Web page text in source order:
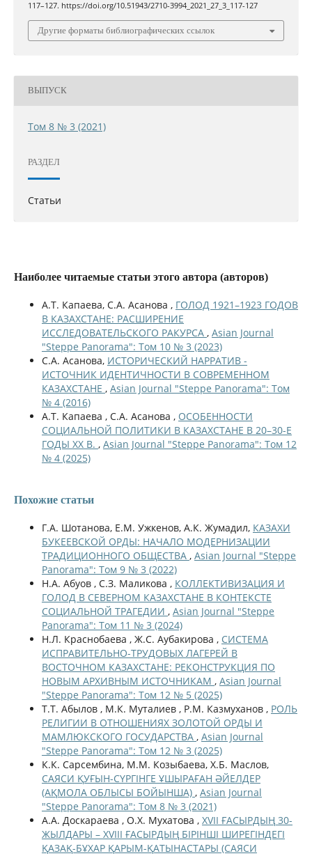
117–127. https://doi.org/10.51943/2710-3994_2021_27_3_117-127
Другие форматы библиографических ссылок
ВЫПУСК
Том 8 № 3 (2021)
РАЗДЕЛ
Статьи
Наиболее читаемые статьи этого автора (авторов)
А.Т. Капаева, С.А. Асанова , ГОЛОД 1921–1923 ГОДОВ
В КАЗАХСТАНЕ: РАСШИРЕНИЕ
ИССЛЕДОВАТЕЛЬСКОГО РАКУРСА , Asian Journal
"Steppe Panorama": Том 10 № 3 (2023)
С.А. Асанова, ИСТОРИЧЕСКИЙ НАРРАТИВ -
ИСТОЧНИК ИДЕНТИЧНОСТИ В СОВРЕМЕННОМ
КАЗАХСТАНЕ , Asian Journal "Steppe Panorama": Том
№ 4 (2016)
А.Т. Капаева , С.А. Асанова , ОСОБЕННОСТИ
СОЦИАЛЬНОЙ ПОЛИТИКИ В КАЗАХСТАНЕ В 20–30-Е
ГОДЫ ХХ В. , Asian Journal "Steppe Panorama": Том 12
№ 4 (2025)
Похожие статьи
Г.А. Шотанова, Е.М. Ужкенов, А.К. Жумадил, КАЗАХИ
БУКЕЕВСКОЙ ОРДЫ: НАЧАЛО МОДЕРНИЗАЦИИ
ТРАДИЦИОННОГО ОБЩЕСТВА , Asian Journal "Steppe
Panorama": Том 9 № 3 (2022)
Н.А. Абуов , С.З. Маликова , КОЛЛЕКТИВИЗАЦИЯ И
ГОЛОД В СЕВЕРНОМ КАЗАХСТАНЕ В КОНТЕКСТЕ
СОЦИАЛЬНОЙ ТРАГЕДИИ , Asian Journal "Steppe
Panorama": Том 11 № 3 (2024)
Н.Л. Краснобаева , Ж.С. Аубакирова , СИСТЕМА
ИСПРАВИТЕЛЬНО-ТРУДОВЫХ ЛАГЕРЕЙ В
ВОСТОЧНОМ КАЗАХСТАНЕ: РЕКОНСТРУКЦИЯ ПО
НОВЫМ АРХИВНЫМ ИСТОЧНИКАМ , Asian Journal
"Steppe Panorama": Том 12 № 5 (2025)
Т.Т. Абылов , М.К. Муталиев , Р.М. Казмуханов , РОЛЬ
РЕЛИГИИ В ОТНОШЕНИЯХ ЗОЛОТОЙ ОРДЫ И
МАМЛЮКСКОГО ГОСУДАРСТВА , Asian Journal
"Steppe Panorama": Том 12 № 3 (2025)
К.К. Сарсембина, М.М. Козыбаева, Х.Б. Маслов,
САЯСИ ҚУҒЫН-СҮРГІНГЕ ҰШЫРАҒАН ӘЙЕЛДЕР
(АҚМОЛА ОБЛЫСЫ БОЙЫНША) , Asian Journal
"Steppe Panorama": Том 8 № 3 (2021)
А.А. Доскараева , О.Х. Мухатова , XVII ҒАСЫРДЫҢ 30-
ЖЫЛДАРЫ – XVIIІ ҒАСЫРДЫҢ БІРІНШІ ШИРЕГІНДЕГІ
ҚАЗАҚ-БҰХАР ҚАРЫМ-ҚАТЫНАСТАРЫ (САЯСИ